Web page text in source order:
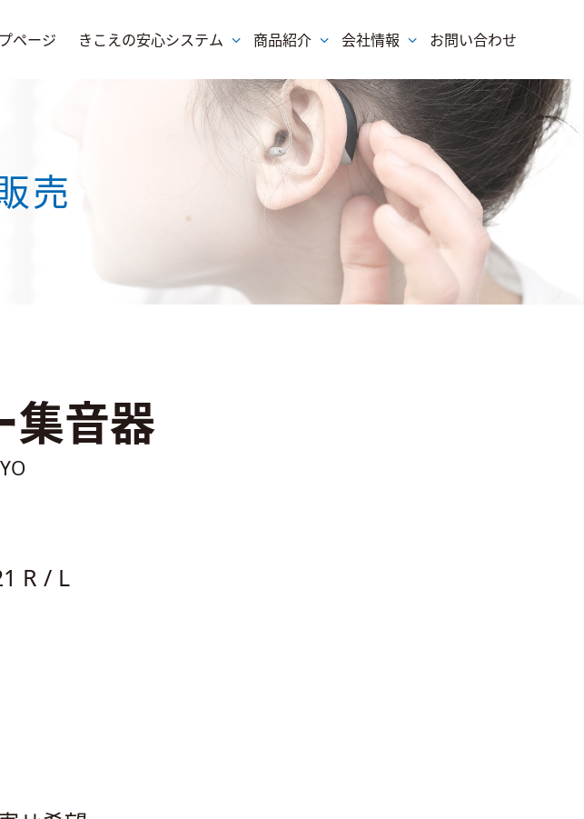
ページ きこえの安心システム 商品紹介 会社情報 お問い合わせ
売
集音器
R / L